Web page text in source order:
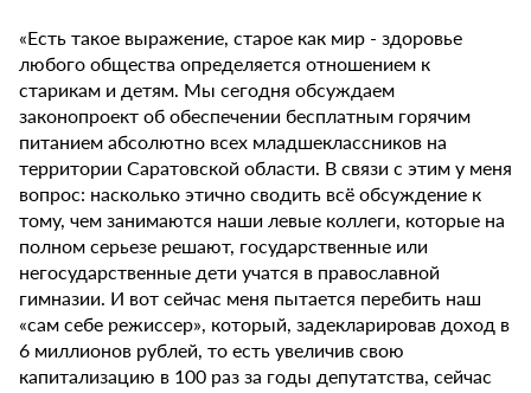
«Есть такое выражение, старое как мир - здоровье
любого общества определяется отношением к
старикам и детям. Мы сегодня обсуждаем
законопроект об обеспечении бесплатным горячим
питанием абсолютно всех младшеклассников на
территории Саратовской области. В связи с этим у меня
вопрос: насколько этично сводить всё обсуждение к
тому, чем занимаются наши левые коллеги, которые на
полном серьезе решают, государственные или
негосударственные дети учатся в православной
гимназии. И вот сейчас меня пытается перебить наш
«сам себе режиссер», который, задекларировав доход в
6 миллионов рублей, то есть увеличив свою
капитализацию в 100 раз за годы депутатства, сейчас